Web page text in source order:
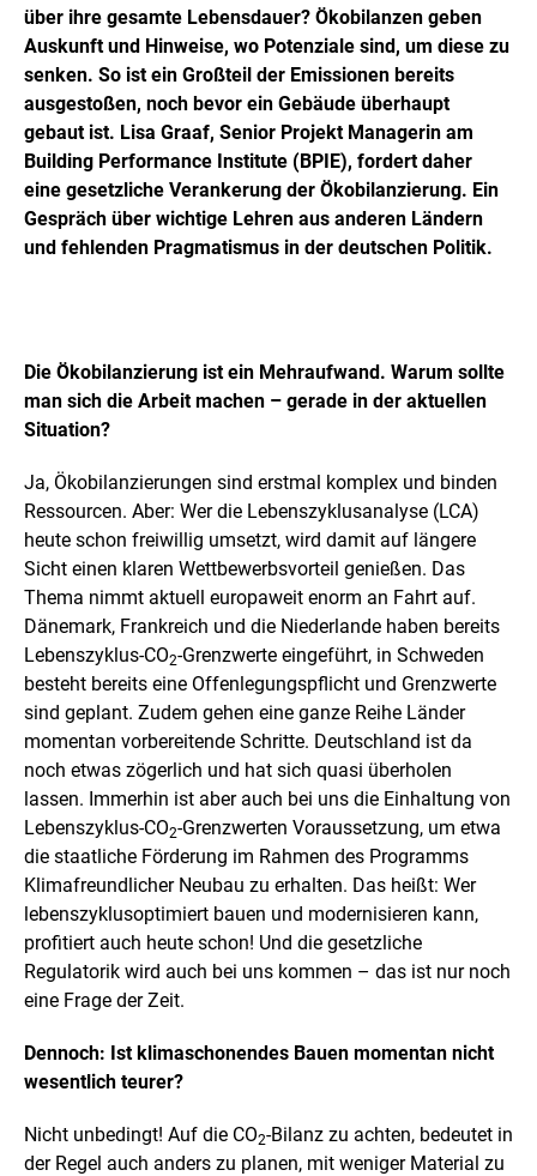
über ihre gesamte Lebensdauer? Ökobilanzen geben
Auskunft und Hinweise, wo Potenziale sind, um diese zu
senken. So ist ein Großteil der Emissionen bereits
ausgestoßen, noch bevor ein Gebäude überhaupt
gebaut ist. Lisa Graaf, Senior Projekt Managerin am
Building Performance Institute (BPIE), fordert daher
eine gesetzliche Verankerung der Ökobilanzierung. Ein
Gespräch über wichtige Lehren aus anderen Ländern
und fehlenden Pragmatismus in der deutschen Politik.
Die Ökobilanzierung ist ein Mehraufwand. Warum sollte
man sich die Arbeit machen – gerade in der aktuellen
Situation?
Ja, Ökobilanzierungen sind erstmal komplex und binden
Ressourcen. Aber: Wer die Lebenszyklusanalyse (LCA)
heute schon freiwillig umsetzt, wird damit auf längere
Sicht einen klaren Wettbewerbsvorteil genießen. Das
Thema nimmt aktuell europaweit enorm an Fahrt auf.
Dänemark, Frankreich und die Niederlande haben bereits
Lebenszyklus-CO2-Grenzwerte eingeführt, in Schweden
besteht bereits eine Offenlegungspflicht und Grenzwerte
sind geplant. Zudem gehen eine ganze Reihe Länder
momentan vorbereitende Schritte. Deutschland ist da
noch etwas zögerlich und hat sich quasi überholen
lassen. Immerhin ist aber auch bei uns die Einhaltung von
Lebenszyklus-CO2-Grenzwerten Voraussetzung, um etwa
die staatliche Förderung im Rahmen des Programms
Klimafreundlicher Neubau zu erhalten. Das heißt: Wer
lebenszyklusoptimiert bauen und modernisieren kann,
profitiert auch heute schon! Und die gesetzliche
Regulatorik wird auch bei uns kommen – das ist nur noch
eine Frage der Zeit.
Dennoch: Ist klimaschonendes Bauen momentan nicht
wesentlich teurer?
Nicht unbedingt! Auf die CO2-Bilanz zu achten, bedeutet in
der Regel auch anders zu planen, mit weniger Material zu